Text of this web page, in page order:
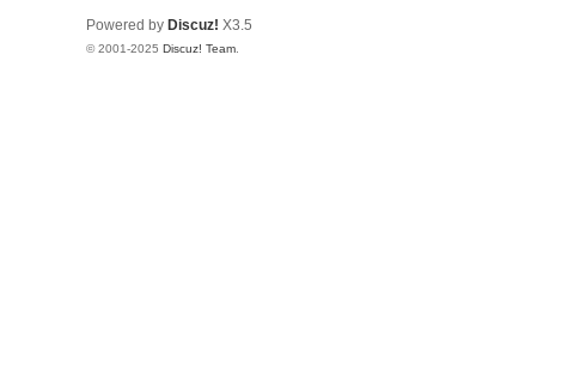
Powered by Discuz! X3.5
© 2001-2025 Discuz! Team